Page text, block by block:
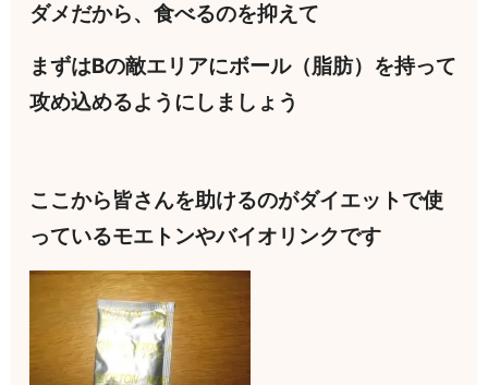
ダメだから、食べるのを抑えて
まずはBの敵エリアにボール（脂肪）を持って
攻め込めるようにしましょう
ここから皆さんを助けるのがダイエットで使
っているモエトンやバイオリンクです